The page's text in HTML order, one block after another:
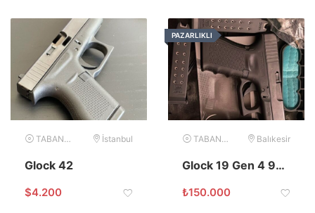
TABANCA İstanbul
Glock 42
$4.200
PAZARLIKLI
TABANCA Balıkesir
Glock 19 Gen 4 9×19
₺150.000